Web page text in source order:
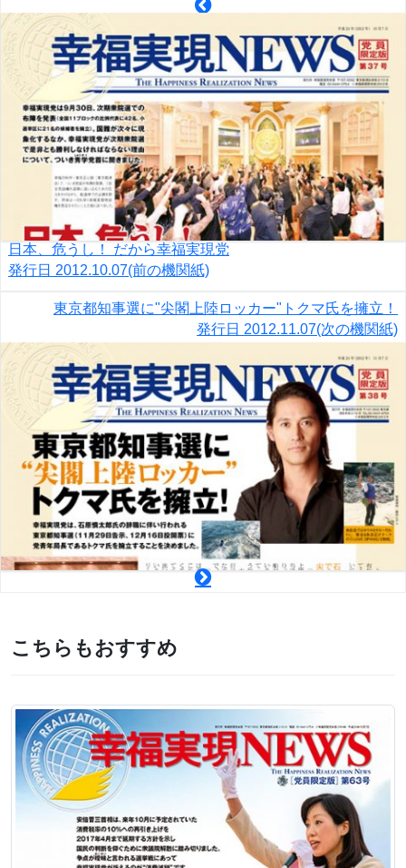
日本、危うし！ だから幸福実現党
発行日 2012.10.07(前の機関紙)
東京都知事選に"尖閣上陸ロッカー"トクマ氏を擁立！
発行日 2012.11.07(次の機関紙)
こちらもおすすめ